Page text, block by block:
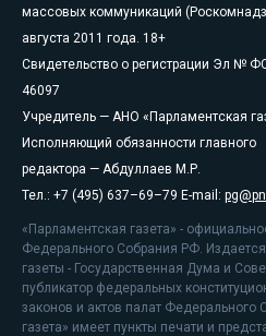
массовых коммуникаций
августа 2011 года. 18+
Свидетельство о регистрации Эл №
46097
Учредитель — АНО «Парламентская
Исполняющий обязанности главного
редактора — Абдуллаев М.Р.
Тел.: +7 (495) 637–69–79 E-mail:
«Парламентская газета» -
Федерального Собрания РФ.
газеты - Государственная Дума и
публикатор федеральных
законов и актов палат Федерального
газета» имеет пункты печати и